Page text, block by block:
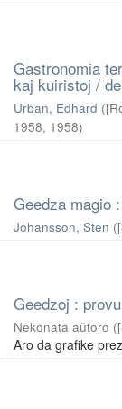
Gastronomia
kaj kuiristoj /
Urban, Edhard (
1958, 1958)
Geedza magio
Johansson, Sten (
Geedzoj :
Nekonata aŭtoro (
Aro da grafike